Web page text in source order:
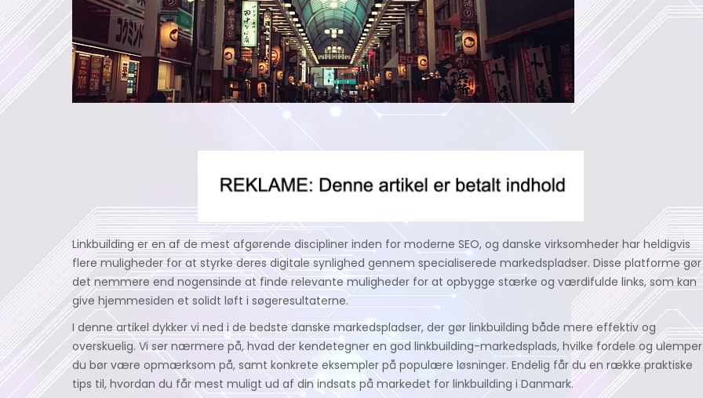
Linkbuilding er en af de mest afgørende discipliner inden for moderne SEO, og danske virksomheder har heldigvis
flere muligheder for at styrke deres digitale synlighed gennem specialiserede markedspladser. Disse platforme gør
det nemmere end nogensinde at finde relevante muligheder for at opbygge stærke og værdifulde links, som kan
give hjemmesiden et solidt løft i søgeresultaterne.
I denne artikel dykker vi ned i de bedste danske markedspladser, der gør linkbuilding både mere effektiv og
overskuelig. Vi ser nærmere på, hvad der kendetegner en god linkbuilding-markedsplads, hvilke fordele og ulemper
du bør være opmærksom på, samt konkrete eksempler på populære løsninger. Endelig får du en række praktiske
tips til, hvordan du får mest muligt ud af din indsats på markedet for linkbuilding i Danmark.